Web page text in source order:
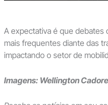
A expectativa é que debates
mais frequentes diante das
impactando o setor de
Imagens: Wellington Cadore